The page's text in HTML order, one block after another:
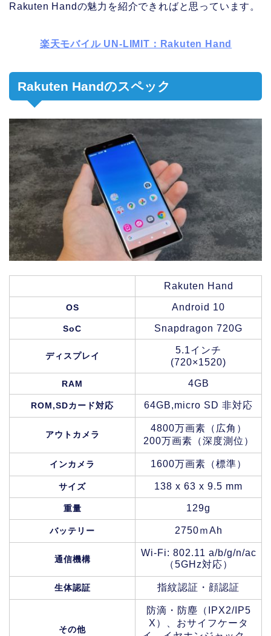
Rakuten Handの魅力を紹介できればと思っています。
楽天モバイル UN-LIMIT：Rakuten Hand
Rakuten Handのスペック
Rakuten Hand
OS Android 10
SoC Snapdragon 720G
ディスプレイ
5.1インチ
(720×1520)
RAM 4GB
ROM,SDカード対応 64GB,micro SD 非対応
アウトカメラ
4800万画素（広角）
200万画素（深度測位）
インカメラ 1600万画素（標準）
サイズ 138 x 63 x 9.5 mm
重量 129g
バッテリー 2750ｍAh
通信機構
Wi-Fi: 802.11 a/b/g/n/ac
（5GHz対応）
生体認証 指紋認証・顔認証
その他
防滴・防塵（IPX2/IP5
X）、おサイフケータ